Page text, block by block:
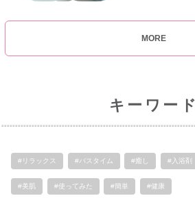
MORE
キーワード
#リラックス #バスタイム #癒し #入浴剤
#美肌 #使ってみた #簡単 #健康